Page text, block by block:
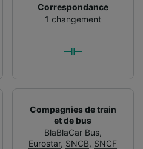
Correspondance
1 changement
Compagnies de train
et de bus
BlaBlaCar Bus,
Eurostar, SNCB, SNCF